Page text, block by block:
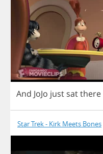
And JoJo just satthere
Star Trek - Kirk Meets Bones